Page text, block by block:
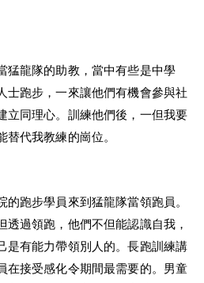
猛龍隊的助教，當中有些是中學
士跑步，一來讓他們有機會參與社
立同理心。訓練他們後，一但我要
代我教練的崗位。
跑步學員來到猛龍隊當領跑員。
透過領跑，他們不但能認識自我，
是有能力帶領別人的。長跑訓練講
在接受感化令期間最需要的。男童